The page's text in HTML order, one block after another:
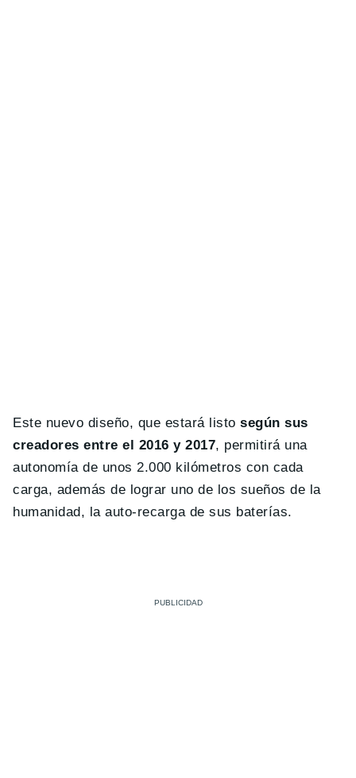
Este nuevo diseño, que estará listosegún sus
creadores entre el 2016 y 2017, permitirá una
autonomía de unos 2.000 kilómetros con cada
carga, además de lograr uno de los sueños de la
humanidad, la auto-recarga de sus baterías.